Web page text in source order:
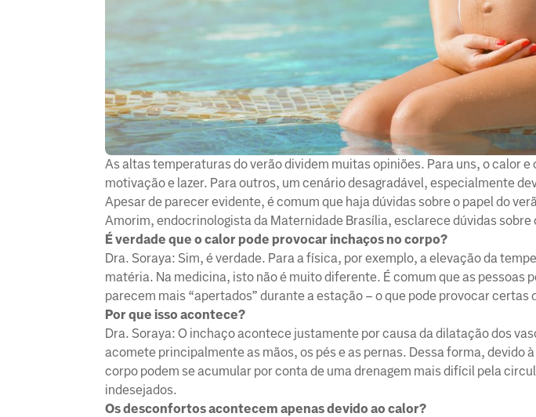
As altas temperaturas do verão dividem muitas opiniões. Para uns, o calor
motivação e lazer. Para outros, um cenário desagradável, especialmente
Apesar de parecer evidente, é comum que haja dúvidas sobre o papel do
Amorim, endocrinologista da Maternidade Brasília, esclarece dúvidas sobre
É verdade que o calor pode provocar inchaços no corpo?
Dra. Soraya: Sim, é verdade. Para a física, por exemplo, a elevação da
matéria. Na medicina, isto não é muito diferente. É comum que as pessoas
parecem mais “apertados” durante a estação – o que pode provocar certas
Por que isso acontece?
Dra. Soraya: O inchaço acontece justamente por causa da dilatação dos
acomete principalmente as mãos, os pés e as pernas. Dessa forma, devido
corpo podem se acumular por conta de uma drenagem mais difícil pela
indesejados.
Os desconfortos acontecem apenas devido ao calor?